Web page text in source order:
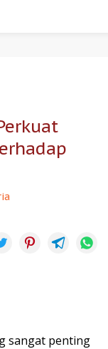
sangat penting